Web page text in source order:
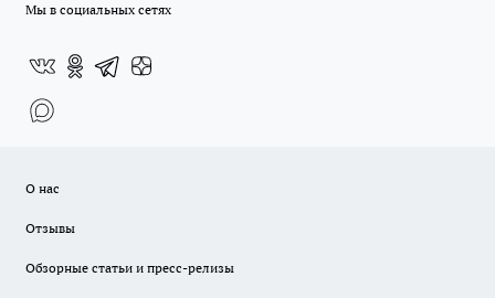
Мы в социальных сетях
О нас
Отзывы
Обзорные статьи и пресс-релизы